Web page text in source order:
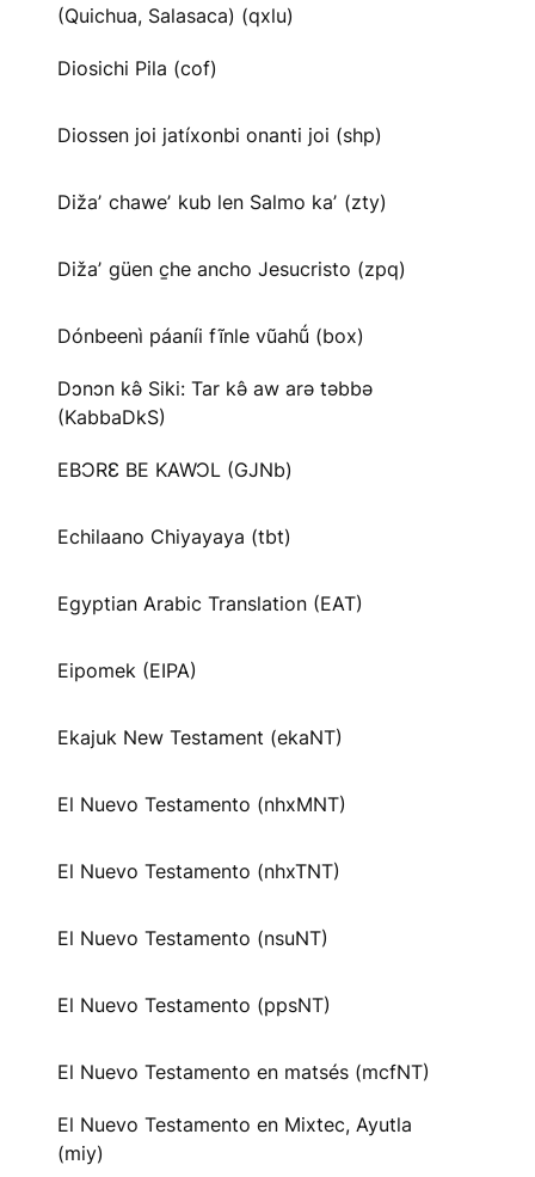
(Quichua, Salasaca) (qxlu)
Diosichi Pila (cof)
Diossen joi jatíxonbi onanti joi (shp)
Dižaʼ chaweʼ kub len Salmo kaʼ (zty)
Dižaʼ güen c̱he ancho Jesucristo (zpq)
Dónbeenì páaníi fĩnle vũahṹ (box)
Dɔnɔn kə̂ Siki: Tar kə̂ aw arə təbbə
(KabbaDkS)
EBƆRƐ BE KAWƆL (GJNb)
Echilaano Chiyayaya (tbt)
Egyptian Arabic Translation (EAT)
Eipomek (EIPA)
Ekajuk New Testament (ekaNT)
El Nuevo Testamento (nhxMNT)
El Nuevo Testamento (nhxTNT)
El Nuevo Testamento (nsuNT)
El Nuevo Testamento (ppsNT)
El Nuevo Testamento en matsés (mcfNT)
El Nuevo Testamento en Mixtec, Ayutla
(miy)